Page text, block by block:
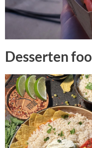
Desserten